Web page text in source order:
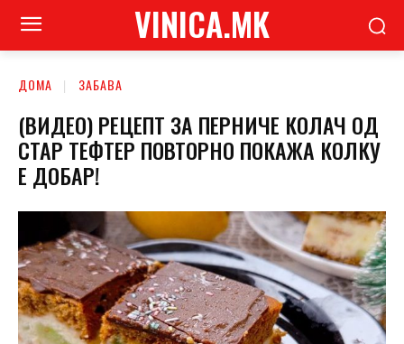
VINICA.MK
ДОМА ЗАБАВА
(ВИДЕО) РЕЦЕПТ ЗА ПЕРНИЧЕ КОЛАЧ ОД
СТАР ТЕФТЕР ПОВТОРНО ПОКАЖА КОЛКУ
Е ДОБАР!